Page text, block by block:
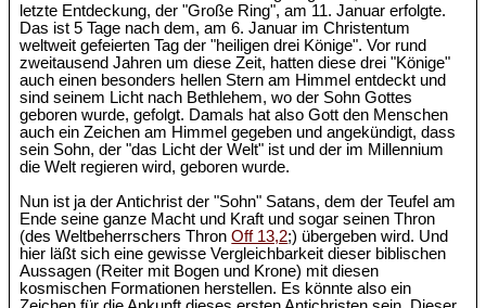
letzte Entdeckung, der "Große Ring", am 11. Januar erfolgte.
Das ist 5 Tage nach dem, am 6. Januar im Christentum
weltweit gefeierten Tag der "heiligen drei Könige". Vor rund
zweitausend Jahren um diese Zeit, hatten diese drei "Könige"
auch einen besonders hellen Stern am Himmel entdeckt und
sind seinem Licht nach Bethlehem, wo der Sohn Gottes
geboren wurde, gefolgt. Damals hat also Gott den Menschen
auch ein Zeichen am Himmel gegeben und angekündigt, dass
sein Sohn, der "das Licht der Welt" ist und der im Millennium
die Welt regieren wird, geboren wurde.
Nun ist ja der Antichrist der "Sohn" Satans, dem der Teufel am
Ende seine ganze Macht und Kraft und sogar seinen Thron
(des Weltbeherrschers ThronOff 13,2;) übergeben wird. Und
hier läßt sich eine gewisse Vergleichbarkeit dieser biblischen
Aussagen (Reiter mit Bogen und Krone) mit diesen
kosmischen Formationen herstellen. Es könnte also ein